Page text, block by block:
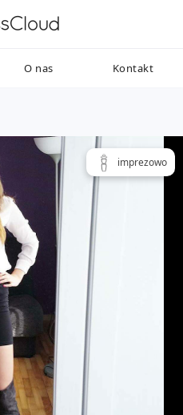
O nas Kontakt
imprezowo